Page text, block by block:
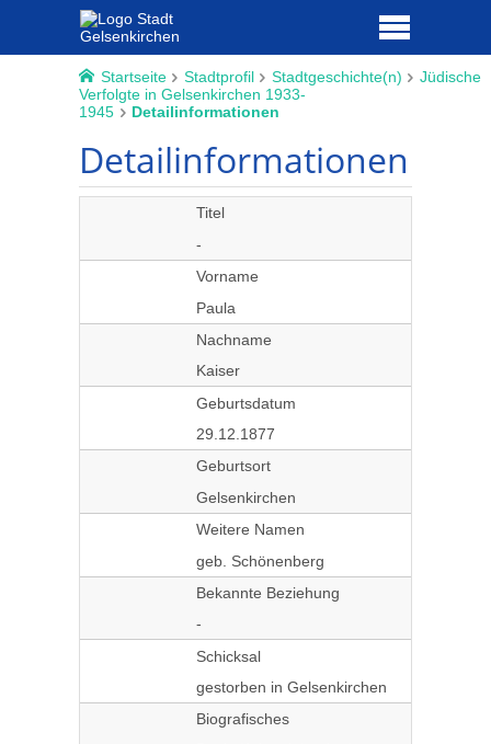
Startseite Stadtprofil Stadtgeschichte(n)
Jüdische
Verfolgte in Gelsenkirchen 1933-
1945
Detailinformationen
Detailinformationen
Titel
-
Vorname
Paula
Nachname
Kaiser
Geburtsdatum
29.12.1877
Geburtsort
Gelsenkirchen
Weitere Namen
geb. Schönenberg
Bekannte Beziehung
-
Schicksal
gestorben in Gelsenkirchen
Biografisches